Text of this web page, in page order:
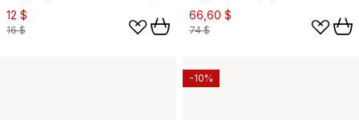
12 $
16 $
66,60 $
74 $
-10%